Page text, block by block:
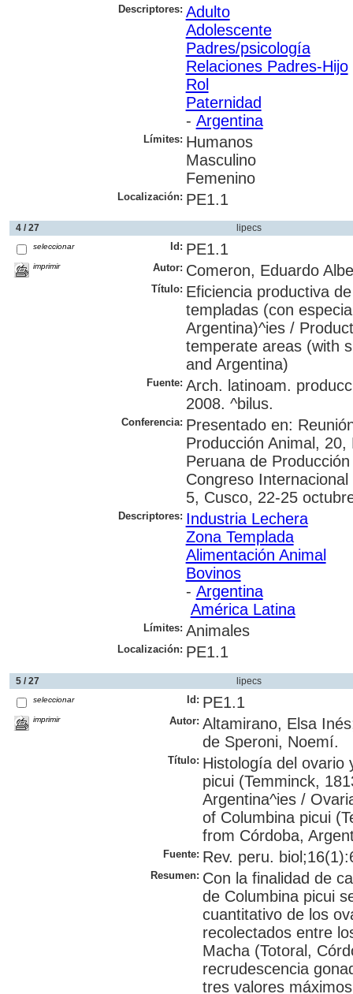
Descriptores: Adulto
Adolescente
Padres/psicología
Relaciones Padres-Hijo
Rol
Paternidad
- Argentina
Límites: Humanos
Masculino
Femenino
Localización: PE1.1
4 / 27 lipecs
seleccionar
imprimir
Id: PE1.1
Autor: Comeron, Eduardo
Título: Eficiencia productiva
templadas (con
Argentina)^ies /
temperate areas (with
and Argentina)
Fuente: Arch. latinoam.
2008. ^bilus.
Conferencia: Presentado en:
Producción Animal,
Peruana de
Congreso
5, Cusco, 22-25
Descriptores: Industria Lechera
Zona Templada
Alimentación Animal
Bovinos
- Argentina
América Latina
Límites: Animales
Localización: PE1.1
5 / 27 lipecs
seleccionar
imprimir
Id: PE1.1
Autor: Altamirano, Elsa
de Speroni, Noemí.
Título: Histología del ovario
picui (Temminck,
Argentina^ies /
of Columbina picui
from Córdoba,
Fuente: Rev. peru.
Resumen: Con la finalidad de
de Columbina picui
cuantitativo de los
recolectados entre
Macha (Totoral,
recrudescencia
tres valores